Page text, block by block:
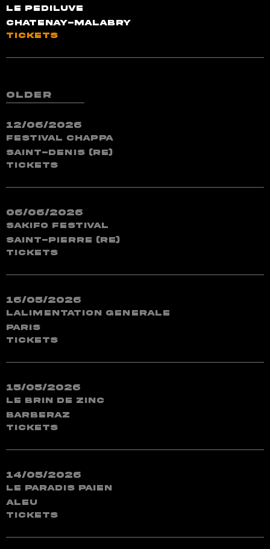
Le Pediluve
Chatenay-Malabry
TICKETS
older
12/06/2026
Festival ChapPa
Saint-Denis (RE)
TICKETS
06/06/2026
Sakifo Festival
Saint-Pierre (RE)
TICKETS
16/05/2026
LAlimentation Generale
Paris
TICKETS
15/05/2026
Le Brin de Zinc
Barberaz
TICKETS
14/05/2026
Le Paradis Paien
Aleu
TICKETS